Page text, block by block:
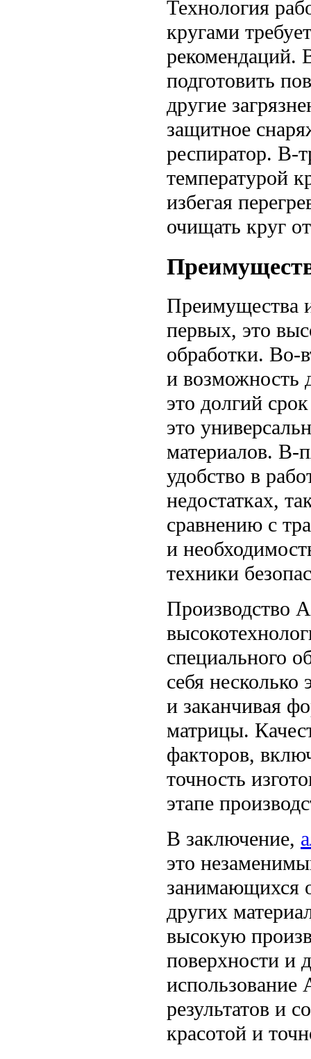
Технология
кругами
рекомендаций.
подготовить
другие
защитное
респиратор. В-
температурой
избегая
очищать круг
Преимущества
первых, это
обработки. Во-
и возможность
это долгий
это
материалов. В-
удобство в
недостатках,
сравнению с
и
техники
Производство
специального
себя несколько
и заканчивая
матрицы.
факторов,
точность
этапе
В заключение,
это
занимающихся
других
высокую
поверхности и
использование
результатов и
красотой и